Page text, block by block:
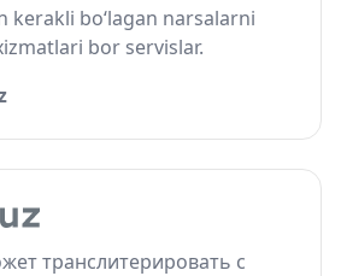
kerakli bo‘lagan narsalarni
bor servislar.
транслитерировать с